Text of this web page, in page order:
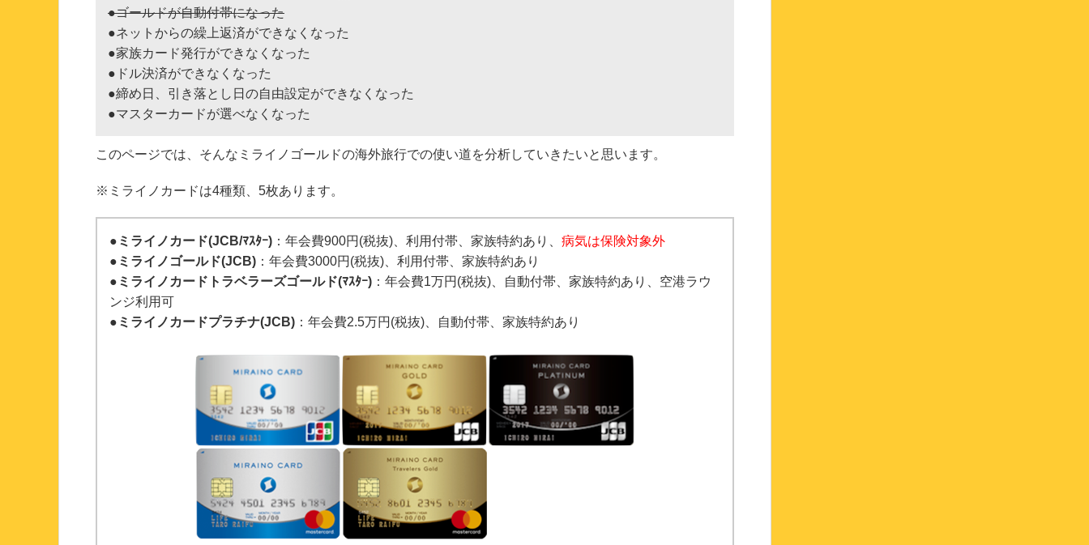
●ゴールドが自動付帯になった
●ネットからの繰上返済ができなくなった
●家族カード発行ができなくなった
●ドル決済ができなくなった
●締め日、引き落とし日の自由設定ができなくなった
●マスターカードが選べなくなった
このページでは、そんなミライノゴールドの海外旅行での使い道を分析していきたいと思います。
※ミライノカードは4種類、5枚あります。
● ミライノカード(JCB/ﾏｽﾀｰ) ：年会費900円(税抜)、利用付帯、家族特約あり、 病気は保険対象外
● ミライノゴールド(JCB) ：年会費3000円(税抜)、利用付帯、家族特約あり
● ミライノカードトラベラーズゴールド(ﾏｽﾀｰ) ：年会費1万円(税抜)、自動付帯、家族特約あり、空港ラウ
ンジ利用可
● ミライノカードプラチナ(JCB) ：年会費2.5万円(税抜)、自動付帯、家族特約あり